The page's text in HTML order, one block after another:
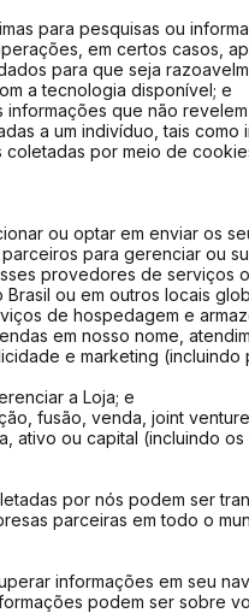
para pesquisas ou
em certos casos,
para que seja
a tecnologia disponível; e
informações que não
a um indivíduo, tais
por meio de
ou optar em enviar os
para gerenciar ou
provedores de serviços
ou em outros locais
de hospedagem e
em nosso nome,
e marketing (incluindo
a Loja; e
fusão, venda, joint
ativo ou capital (incluindo
por nós podem ser
parceiras em todo o
informações em seu
podem ser sobre